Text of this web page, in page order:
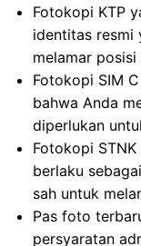
Fotokopi KTP
identitas resmi
melamar
Fotokopi SIM
bahwa Anda
diperlukan
Fotokopi
berlaku
sah untuk
Pas foto
persyaratan